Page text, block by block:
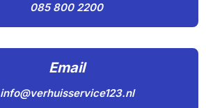
085 800 2200
Email
info@verhuisservice123.nl